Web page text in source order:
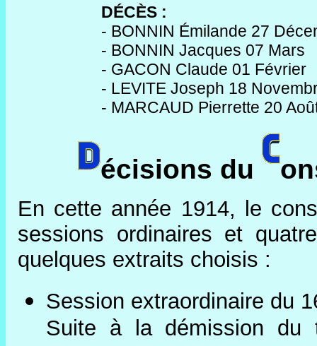
DÉCÈS :
- BONNIN Émilande 27
- BONNIN Jacques 07 Mars
- GACON Claude 01 Février
- LEVITE Joseph 18
- MARCAUD Pierrette 20
écisions du
En cette année 1914, le
sessions ordinaires et
quelques extraits choisis :
Session extraordinaire du
Suite à la démission du